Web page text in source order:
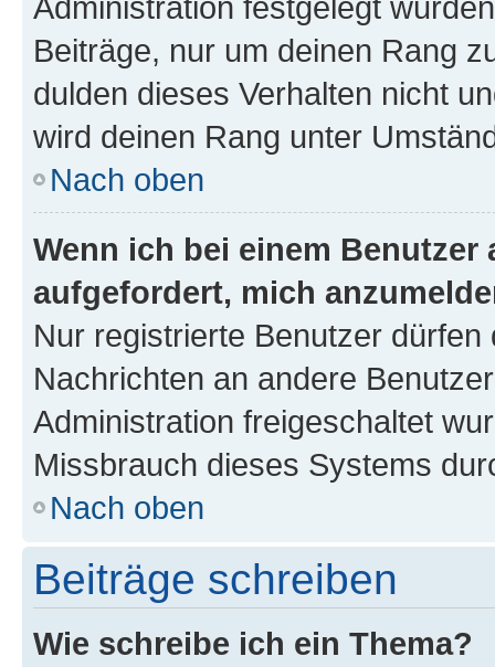
Beiträge, nur um deinen Rang
dulden dieses Verhalten nicht
wird deinen Rang unter
Nach oben
Wenn ich bei einem
aufgefordert, mich
Nur registrierte Benutzer
Nachrichten an andere
Administration freigeschaltet
Missbrauch dieses Systems
Nach oben
Beiträge schreiben
Wie schreibe ich ein Thema?